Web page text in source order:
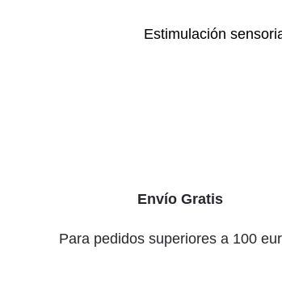
Estimulación
Envío Gratis
Para pedidos superiores a 100